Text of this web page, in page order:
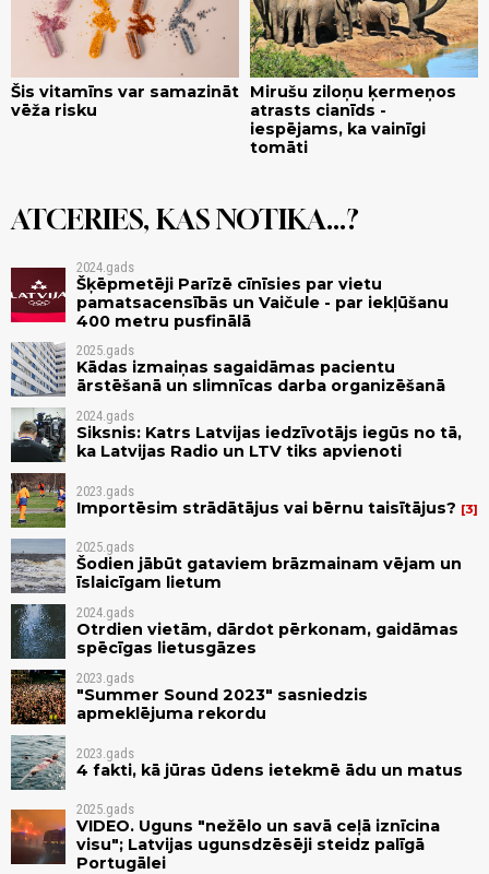
Šis vitamīns var samazināt
vēža risku
Mirušu ziloņu ķermeņos
atrasts cianīds -
iespējams, ka vainīgi
tomāti
ATCERIES, KAS NOTIKA...?
2024.gads
Šķēpmetēji Parīzē cīnīsies par vietu
pamatsacensībās un Vaičule - par iekļūšanu
400 metru pusfinālā
2025.gads
Kādas izmaiņas sagaidāmas pacientu
ārstēšanā un slimnīcas darba organizēšanā
2024.gads
Siksnis: Katrs Latvijas iedzīvotājs iegūs no tā,
ka Latvijas Radio un LTV tiks apvienoti
2023.gads
Importēsim strādātājus vai bērnu taisītājus? 3
2025.gads
Šodien jābūt gataviem brāzmainam vējam un
īslaicīgam lietum
2024.gads
Otrdien vietām, dārdot pērkonam, gaidāmas
spēcīgas lietusgāzes
2023.gads
"Summer Sound 2023" sasniedzis
apmeklējuma rekordu
2023.gads
4 fakti, kā jūras ūdens ietekmē ādu un matus
2025.gads
VIDEO. Uguns "nežēlo un savā ceļā iznīcina
visu"; Latvijas ugunsdzēsēji steidz palīgā
Portugālei